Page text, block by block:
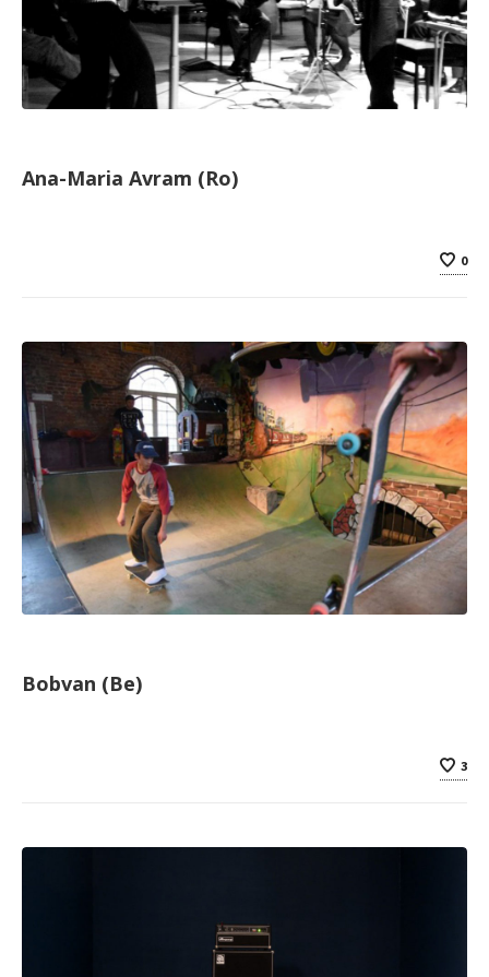
Ana-Maria Avram (Ro)
0
Bobvan (Be)
3